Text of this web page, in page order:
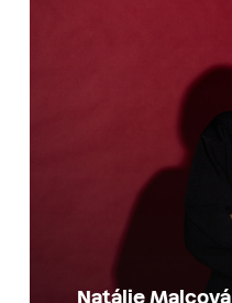
Natálie Malcová